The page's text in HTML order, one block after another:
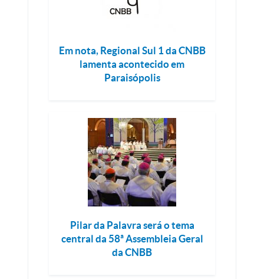
Em nota, Regional Sul 1 da CNBB
lamenta acontecido em
Paraisópolis
Pilar da Palavra será o tema
central da 58ª Assembleia Geral
da CNBB